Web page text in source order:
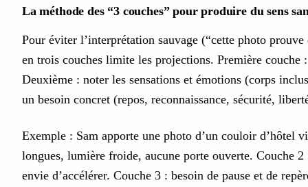
La méthode des “3 couches” pour produire du sens
Pour éviter l’interprétation sauvage (“cette photo
en trois couches limite les projections. Première couche
Deuxième : noter les sensations et émotions (corps
un besoin concret (repos, reconnaissance, sécurité,
Exemple : Sam apporte une photo d’un couloir d’hôtel
longues, lumière froide, aucune porte ouverte. Couche
envie d’accélérer. Couche 3 : besoin de pause et de